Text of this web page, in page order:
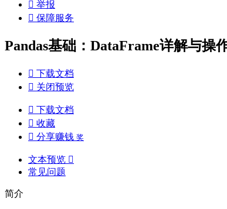
 举报
 保障服务
Pandas基础：DataFrame详解与操
 下载文档
 关闭预览
 下载文档
 收藏
 分享赚钱 奖
文本预览 
常见问题
简介